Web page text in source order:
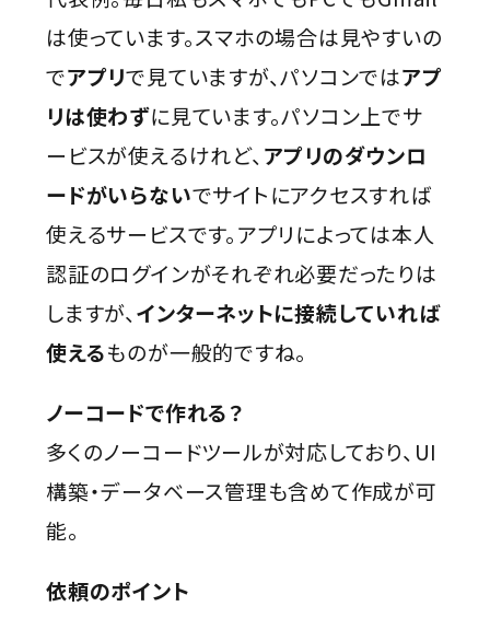
は使っています。スマホの場合は見やすいの
でアプリで見ていますが、パソコンではアプ
リは使わずに見ています。パソコン上でサ
ービスが使えるけれど、 アプリのダウンロ
ードがいらないでサイトにアクセスすれば
使えるサービスです。アプリによっては本人
認証のログインがそれぞれ必要だったりは
しますが、インターネットに接続していれば
使えるものが一般的ですね。
ノーコードで作れる？
多くのノーコードツールが対応しており、UI
構築・データベース管理も含めて作成が可
能。
依頼のポイント